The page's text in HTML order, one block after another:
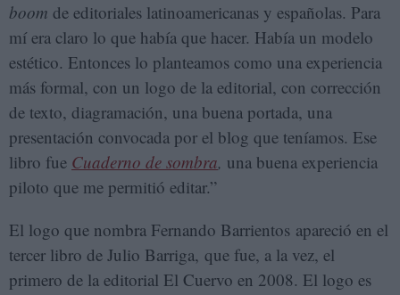
boom de editoriales latinoamericanas y españolas. Para
mí era claro lo que había que hacer. Había un modelo
estético. Entonces lo planteamos como una experiencia
más formal, con un logo de la editorial, con corrección
de texto, diagramación, una buena portada, una
presentación convocada por el blog que teníamos. Ese
libro fue Cuaderno de sombra, una buena experiencia
piloto que me permitió editar.”
El logo que nombra Fernando Barrientos apareció en el
tercer libro de Julio Barriga, que fue, a la vez, el
primero de la editorial El Cuervo en 2008. El logo es